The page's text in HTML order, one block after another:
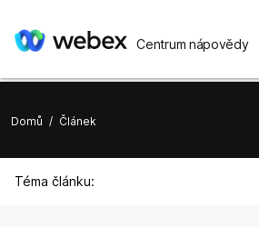
Centrum nápovědy
Domů / Článek
Téma článku: